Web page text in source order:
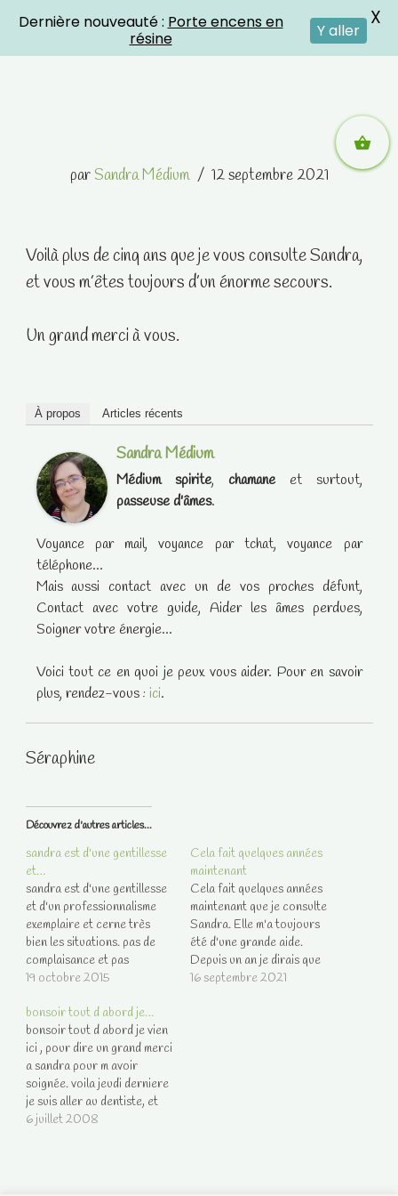
par Sandra Médium 12 septembre 2021
Voilà plus de cinq ans que je vous consulte Sandra,
et vous m’êtes toujours d’un énorme secours.
Un grand merci à vous.
À propos Articles récents
Sandra Médium
Médium spirite, chamaneet surtout,
passeuse d'âmes.
Voyance par mail, voyance par tchat, voyance par
téléphone...
Mais aussi contact avec un de vos proches défunt,
Contact avec votre guide, Aider les âmes perdues,
Soigner votre énergie...
Voici tout ce en quoi je peux vous aider. Pour en savoir
plus, rendez-vous : ici.
Séraphine
Découvrez d'autres articles...
sandra est d'une gentillesse
et…
sandra est d'une gentillesse
et d'un professionnalisme
exemplaire et cerne très
bien les situations. pas de
complaisance et pas
d'incitation à des
supplémentaires. Voila 3 ans
que je la consulte et elle est
toujours dans le vrai, les
dates sont assez précises.
un grand merci et continuez
à être…
19 octobre 2015
Cela fait quelques années
maintenant
Cela fait quelques années
maintenant que je consulte
Sandra. Elle m'a toujours
été d'une grande aide.
Depuis un an je dirais que
son soutien m'a été encore
16 septembre 2021
bonsoir tout d abord je…
bonsoir tout d abord je vien
ici , pour dire un grand merci
a sandra pour m avoir
soignée. voila jeudi derniere
je suis aller au dentiste, et
depuis j ai un apscé qui me
6 juillet 2008
Dernière nouveauté : Porte encens en
résine
Y aller
X
Crystal Energies